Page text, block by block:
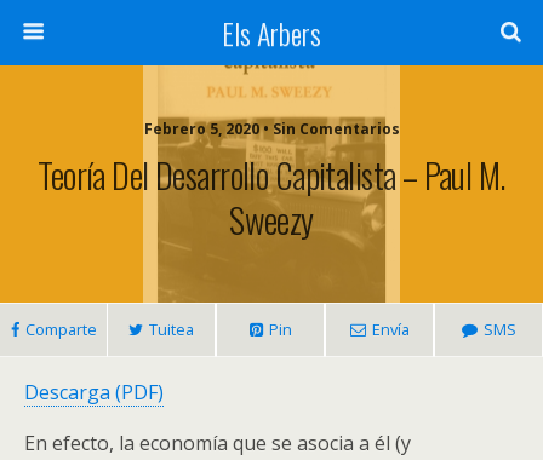
Els Arbers
Febrero 5, 2020 • Sin Comentarios
Teoría Del Desarrollo Capitalista – Paul M.
Sweezy
Comparte Tuitea Pin Envía SMS
Descarga (PDF)
En efecto, la economía que se asocia a él (y